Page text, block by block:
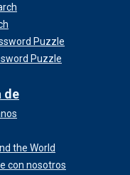
Puzzle
Puzzle
de
the World
con nosotros